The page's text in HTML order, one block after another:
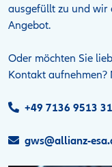
ausgefüllt zu und wir
Angebot.
Oder möchten Sie
Kontakt aufnehmen?
+49 7136 9513
gws@allianz-